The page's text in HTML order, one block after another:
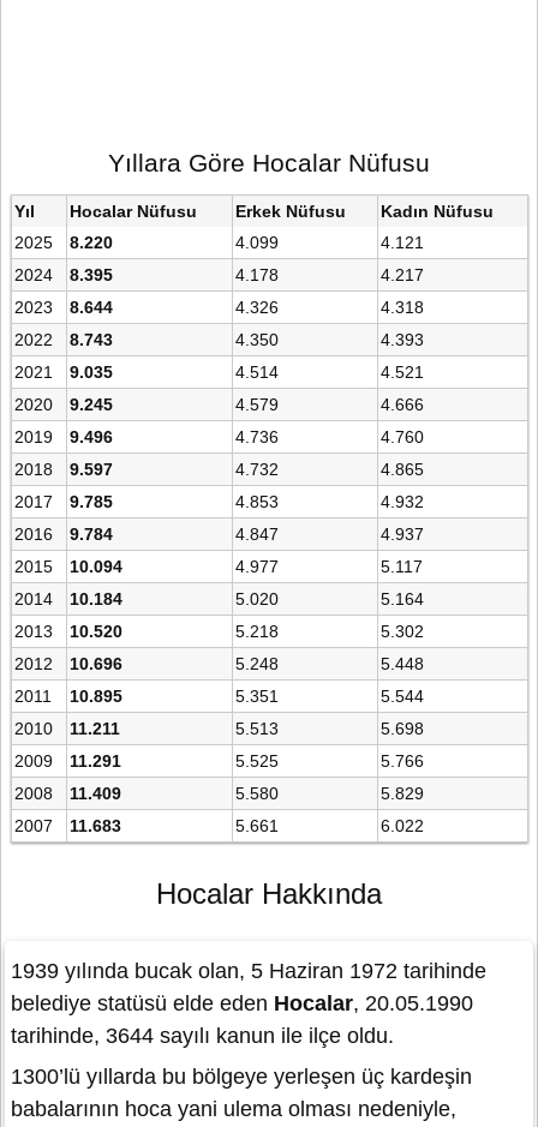
Yıllara Göre Hocalar Nüfusu
Yıl Hocalar Nüfusu Erkek Nüfusu
Kadın Nüfusu
2025
8.220 4.099
4.121
2024
8.395 4.178
4.217
2023
8.644 4.326
4.318
2022
8.743 4.350
4.393
2021
9.035 4.514
4.521
2020
9.245 4.579
4.666
2019
9.496 4.736
4.760
2018
9.597 4.732
4.865
2017
9.785 4.853
4.932
2016
9.784 4.847
4.937
2015
10.094 4.977
5.117
2014
10.184 5.020
5.164
2013
10.520 5.218
5.302
2012
10.696 5.248
5.448
2011
10.895 5.351
5.544
2010
11.211 5.513
5.698
2009
11.291 5.525
5.766
2008
11.409 5.580
5.829
2007
11.683 5.661 6.022
Hocalar Hakkında
1939 yılında bucak olan, 5 Haziran 1972 tarihinde
belediye statüsü elde eden Hocalar, 20.05.1990
tarihinde, 3644 sayılı kanun ile ilçe oldu.
1300’lü yıllarda bu bölgeye yerleşen üç kardeşin
babalarının hoca yani ulema olması nedeniyle,